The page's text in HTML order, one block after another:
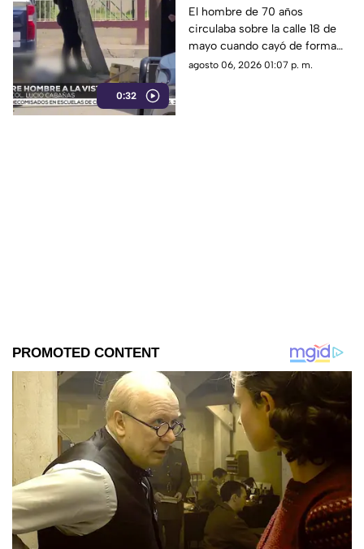
0:32
pierde la vida en la
colonia Lucio Cabañas
El hombre de 70 años
circulaba sobre la calle 18 de
mayo cuando cayó de forma
repentina; paramédicos
agosto 06, 2026 01:07 p. m.